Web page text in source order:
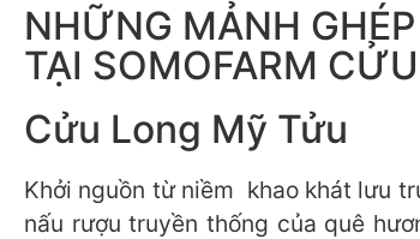
NHỮNG MẢNH
TẠI SOMOFARM
Cửu Long Mỹ Tửu
Khởi nguồn từ niềm khao khát lưu
nấu rượu truyền thống của quê